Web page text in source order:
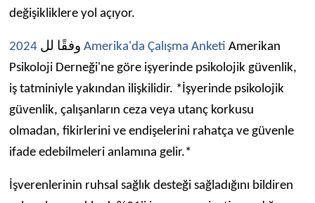
değişikliklere yol açıyor.
وفقًا لل 2024 Amerika'da Çalışma Anketi Amerikan
Psikoloji Derneği'ne göre işyerinde psikolojik güvenlik,
iş tatminiyle yakından ilişkilidir. *İşyerinde psikolojik
güvenlik, çalışanların ceza veya utanç korkusu
olmadan, fikirlerini ve endişelerini rahatça ve güvenle
ifade edebilmeleri anlamına gelir.*
İşverenlerinin ruhsal sağlık desteği sağladığını bildiren